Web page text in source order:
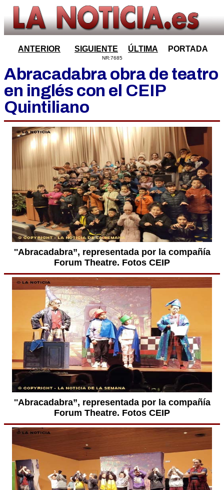
ANTERIOR SIGUIENTE ÚLTIMA PORTADA
NR:7685
Abracadabra obra de teatro
en inglés con el CEIP
Quintiliano
''Abracadabra”, representada por la compañía
Forum Theatre. Fotos CEIP
''Abracadabra”, representada por la compañía
Forum Theatre. Fotos CEIP